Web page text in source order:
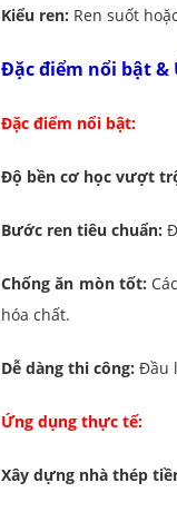
Kiểu ren: Ren suốt
Đặc điểm nổi bật &
Đặc điểm nổi bật:
Độ bền cơ học vượt
Bước ren tiêu chuẩn:
Chống ăn mòn tốt:
hóa chất.
Dễ dàng thi công: Đầu
Ứng dụng thực tế:
Xây dựng nhà thép